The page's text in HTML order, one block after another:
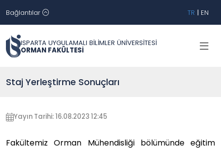
Bağlantılar TR | EN
ISPARTA UYGULAMALI BİLİMLER ÜNİVERSİTESİ
ORMAN FAKÜLTESİ
Staj Yerleştirme Sonuçları
Yayın Tarihi: 16.08.2023 12:45
Fakültemiz Orman Mühendisliği bölümünde eğitim